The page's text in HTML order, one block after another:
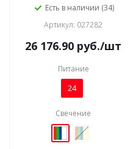
Есть в наличии (34)
Артикул: 027282
26 176.90 руб./шт
Питание
24
Свечение